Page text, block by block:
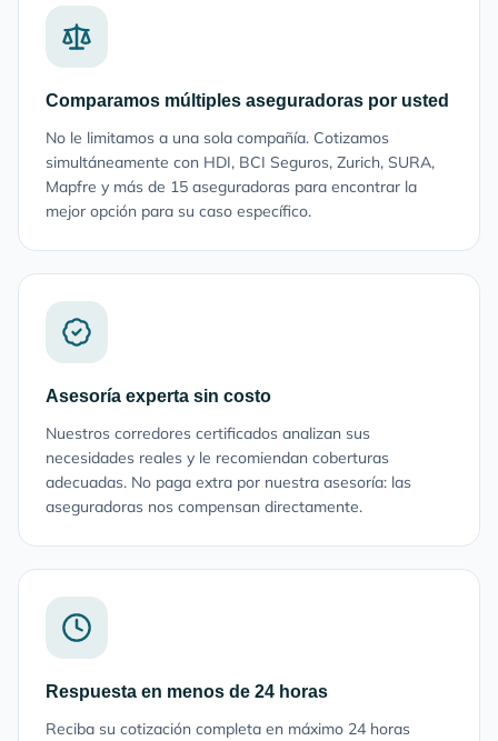
Comparamos múltiples aseguradoras por usted
No le limitamos a una sola compañía. Cotizamos
simultáneamente con HDI, BCI Seguros, Zurich, SURA,
Mapfre y más de 15 aseguradoras para encontrar la
mejor opción para su caso específico.
Asesoría experta sin costo
Nuestros corredores certificados analizan sus
necesidades reales y le recomiendan coberturas
adecuadas. No paga extra por nuestra asesoría: las
aseguradoras nos compensan directamente.
Respuesta en menos de 24 horas
Reciba su cotización completa en máximo 24 horas